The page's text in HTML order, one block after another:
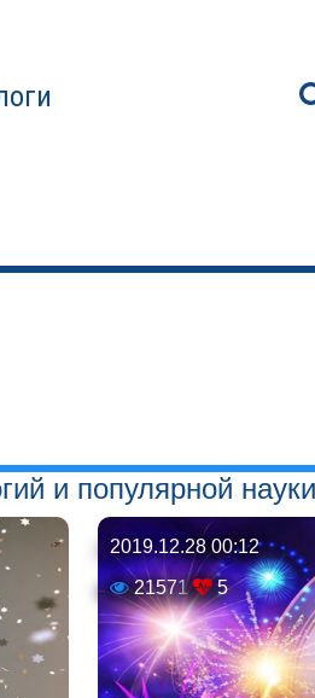
и популярной науки
2019.12.28 00:12
21571
5